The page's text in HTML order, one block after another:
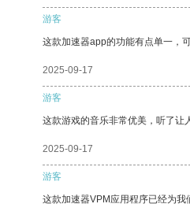
游客
这款加速器app的功能有点单一，
2025-09-17
游客
这款游戏的音乐非常优美，听了让
2025-09-17
游客
这款加速器VPM应用程序已经为我